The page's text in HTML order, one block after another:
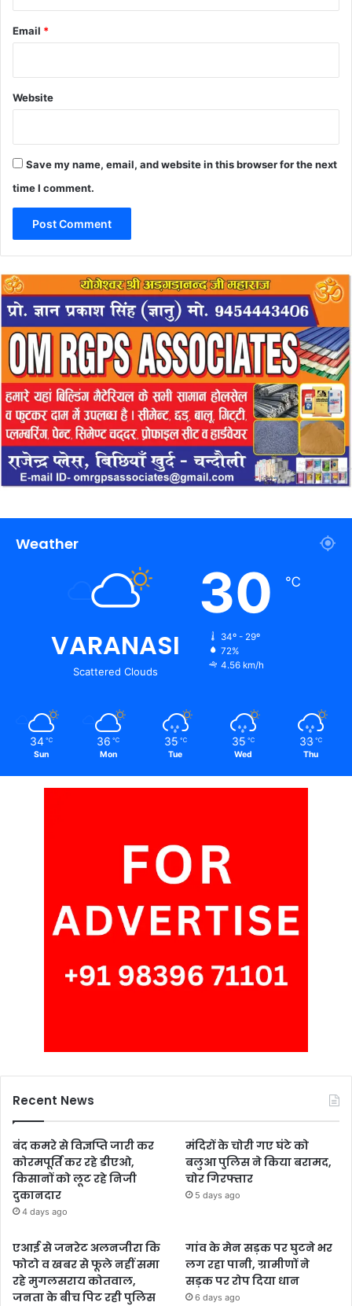
Email *
Website
Save my name, email, and website in this browser for the next
time I comment.
Weather
VARANASI
Scattered Clouds
30 ℃
34º - 29º
72%
4.56 km/h
34 ℃
Sun
36 ℃
Mon
35 ℃
Tue
35 ℃
Wed
33 ℃
Thu
Recent News
बंद कमरे से विज्ञप्ति जारी कर
कोरमपूर्ति कर रहे डीएओ,
किसानों को लूट रहे निजी
दुकानदार
4 days ago
मंदिरों के चोरी गए घंटे को
बलुआ पुलिस ने किया बरामद,
चोर गिरफ्तार
5 days ago
एआई से जनरेट अलनजीरा कि
फोटो व खबर से फूले नहीं समा
रहे मुगलसराय कोतवाल,
जनता के बीच पिट रही पुलिस
गांव के मेन सड़क पर घुटने भर
लग रहा पानी, ग्रामीणों ने
सड़क पर रोप दिया धान
6 days ago